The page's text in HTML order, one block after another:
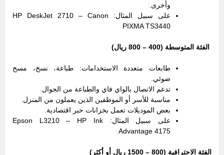
وأخرى.
على سبيل المثال: HP DeskJet 2710 – Canon
PIXMA TS3440
الفئة المتوسطة (400 – 800 ريال)
طابعات متعددة الاستخدامات: طباعة، نسخ، مسح
ضوئي.
تدعم الاتصال بالواي فاي والطباعة من الجوال.
مناسبة للأسر أو الموظفين الذين يعملون من المنزل.
بعض الموديلات تعمل بخزانات حبر اقتصادية.
على سبيل المثال: Epson L3210 – HP Ink
Advantage 4175
الفئة الاحترافية (800 – 1500 ريال أو أكثر)